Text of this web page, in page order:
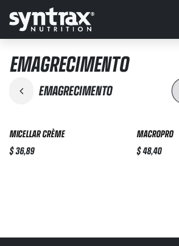
Skip to Content
EMAGRECIMENTO
EMAGRECIMENTO
MICELLAR CRÈME
$36,89
MACROPRO
$48,40